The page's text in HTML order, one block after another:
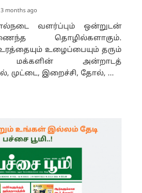
3 months ago
வளர்ப்பும் ஒன்றுடன்
தொழில்களாகும்.
உழைப்பையும் தரும்
மக்களின் அன்றாடத்
முட்டை, இறைச்சி, தோல், ...